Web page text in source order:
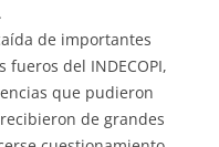
de importantes
del INDECOPI,
que pudieron
de grandes